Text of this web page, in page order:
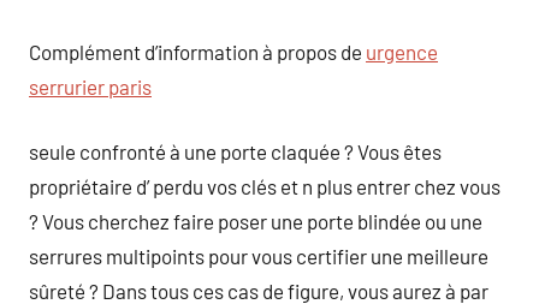
Complément d’information à propos de urgence
serrurier paris
seule confronté à une porte claquée ? Vous êtes
propriétaire d’ perdu vos clés et n plus entrer chez vous
? Vous cherchez faire poser une porte blindée ou une
serrures multipoints pour vous certifier une meilleure
sûreté ? Dans tous ces cas de figure, vous aurez à par